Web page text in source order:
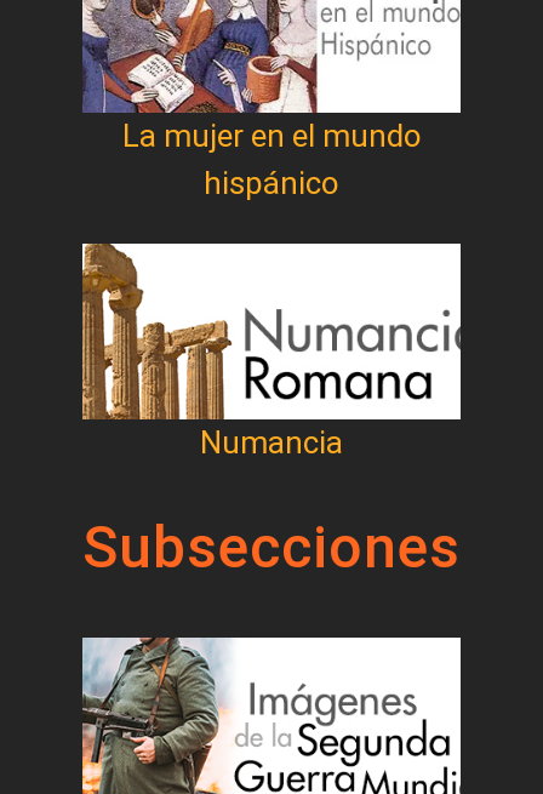
La mujer en el mundo
hispánico
Numancia
Subsecciones